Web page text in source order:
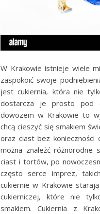
W Krakowie istnieje wiele
zaspokoić swoje
jest cukiernia, która nie
dostarcza je prosto pod
dowozem w Krakowie to
chcą cieszyć się smakiem
oraz ciast bez konieczności
można znaleźć różnorodne
ciast i tortów, po
często serce imprez,
cukiernie w Krakowie
cukierniczej, które nie
smakiem. Cukiernia z